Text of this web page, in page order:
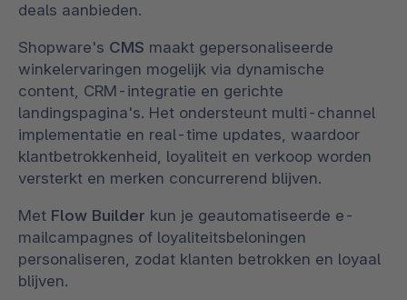
deals aanbieden.
Shopware's CMS maakt gepersonaliseerde
winkelervaringen mogelijk via dynamische
content, CRM-integratie en gerichte
landingspagina's. Het ondersteunt multi-channel
implementatie en real-time updates, waardoor
klantbetrokkenheid, loyaliteit en verkoop worden
versterkt en merken concurrerend blijven.
Met Flow Builder kun je geautomatiseerde e-
mailcampagnes of loyaliteitsbeloningen
personaliseren, zodat klanten betrokken en loyaal
blijven.